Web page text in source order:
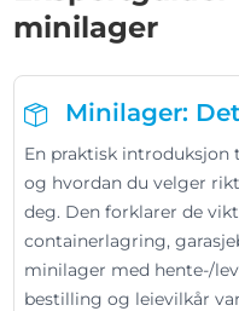
minilager
Minilager:
En praktisk
og hvordan du velger
deg. Den forklarer de
containerlagring,
minilager med hente-/
bestilling og leievilkår